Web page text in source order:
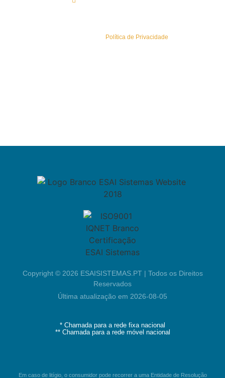
Política de Privacidade
Copyright © 2026 ESAISISTEMAS.PT | Todos os Direitos
Reservados
Última atualização em 2026-08-05
* Chamada para a rede fixa nacional
** Chamada para a rede móvel nacional
Em caso de litígio, o consumidor pode recorrer a uma Entidade de Resolução